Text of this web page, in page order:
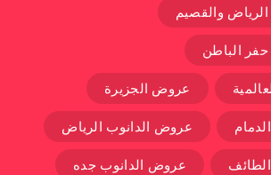
والقصيم
الباطن
عروض الجزيرة
عروض الدانوب الرياض
عروض الدانوب جده